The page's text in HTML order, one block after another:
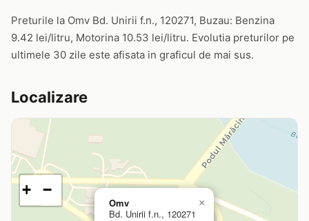
Preturile la Omv Bd. Unirii f.n., 120271, Buzau: Benzina
9.42 lei/litru, Motorina 10.53 lei/litru. Evolutia preturilor pe
ultimele 30 zile este afisata in graficul de mai sus.
Localizare
Omv
Bd. Unirii f.n., 120271
×
+ −